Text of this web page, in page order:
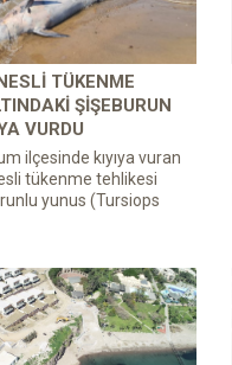
TÜKENME
ŞIŞEBURUN
VURDU
ilçesinde kıyıya vuran
tükenme tehlikesi
yunus (Tursiops